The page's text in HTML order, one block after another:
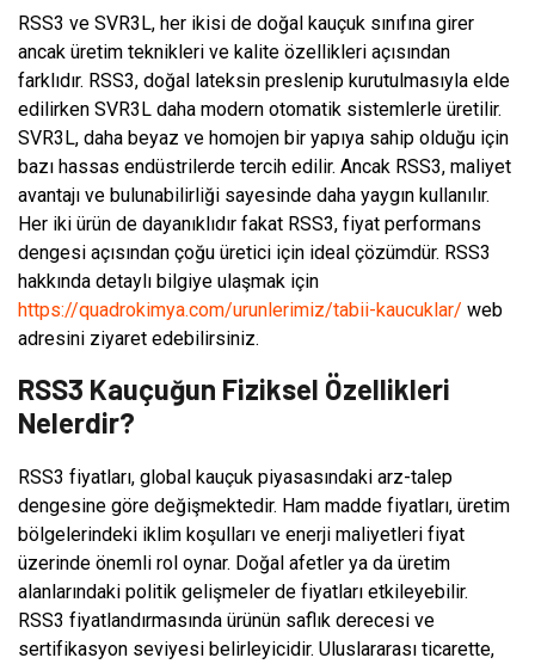
RSS3 ve SVR3L, her ikisi de doğal kauçuk sınıfına girer
ancak üretim teknikleri ve kalite özellikleri açısından
farklıdır. RSS3, doğal lateksin preslenip kurutulmasıyla elde
edilirken SVR3L daha modern otomatik sistemlerle üretilir.
SVR3L, daha beyaz ve homojen bir yapıya sahip olduğu için
bazı hassas endüstrilerde tercih edilir. Ancak RSS3, maliyet
avantajı ve bulunabilirliği sayesinde daha yaygın kullanılır.
Her iki ürün de dayanıklıdır fakat RSS3, fiyat performans
dengesi açısından çoğu üretici için ideal çözümdür. RSS3
hakkında detaylı bilgiye ulaşmak için
https://quadrokimya.com/urunlerimiz/tabii-kaucuklar/ web
adresini ziyaret edebilirsiniz.
RSS3 Kauçuğun Fiziksel Özellikleri
Nelerdir?
RSS3 fiyatları, global kauçuk piyasasındaki arz-talep
dengesine göre değişmektedir. Ham madde fiyatları, üretim
bölgelerindeki iklim koşulları ve enerji maliyetleri fiyat
üzerinde önemli rol oynar. Doğal afetler ya da üretim
alanlarındaki politik gelişmeler de fiyatları etkileyebilir.
RSS3 fiyatlandırmasında ürünün saflık derecesi ve
sertifikasyon seviyesi belirleyicidir. Uluslararası ticarette,